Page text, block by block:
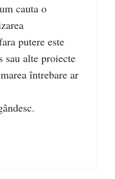
cauta o
putere este
sau alte proiecte
întrebare ar